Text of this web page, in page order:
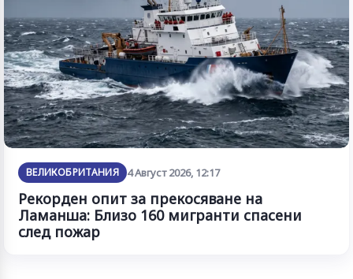
ВЕЛИКОБРИТАНИЯ 4 Август 2026, 12:17
Рекорден опит за прекосяване на
Ламанша: Близо 160 мигранти спасени
след пожар